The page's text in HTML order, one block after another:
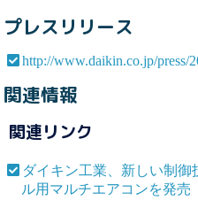
プレスリリース
http://www.daikin.co.jp/press/
関連情報
関連リンク
ダイキン工業、新しい制
ル用マルチエアコンを発売